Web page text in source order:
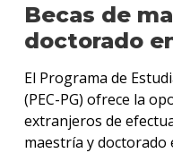
Becas de
doctorado
El Programa de
(PEC-PG) ofrece la
extranjeros de
maestría y doctorado